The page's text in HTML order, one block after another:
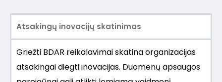
Atsakingų inovacijų skatinimas
Griežti BDAR reikalavimai skatina organizacijas
atsakingai diegti inovacijas. Duomenų apsaugos